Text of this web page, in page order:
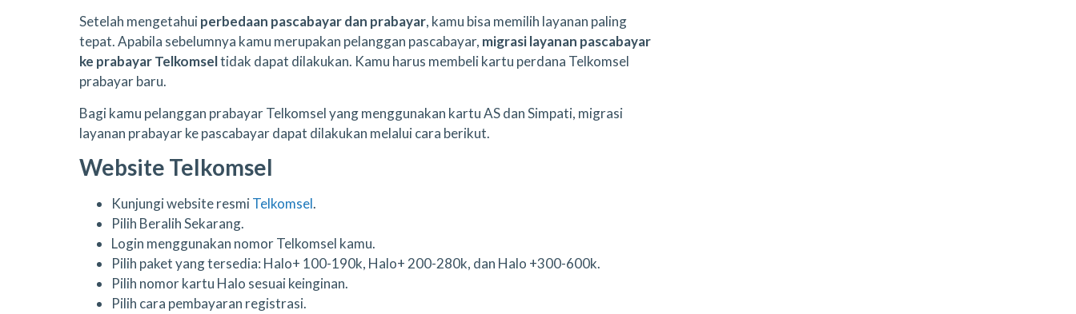
Setelah mengetahuiperbedaan pascabayar dan prabayar, kamu bisa memilih layanan paling
tepat. Apabila sebelumnya kamu merupakan pelanggan pascabayar, migrasi layanan pascabayar
ke prabayar Telkomseltidak dapat dilakukan. Kamu harus membeli kartu perdana Telkomsel
prabayar baru.
Bagi kamu pelanggan prabayar Telkomsel yang menggunakan kartu AS dan Simpati, migrasi
layanan prabayar ke pascabayar dapat dilakukan melalui cara berikut.
Website Telkomsel
Kunjungi website resmiTelkomsel.
Pilih Beralih Sekarang.
Login menggunakan nomor Telkomsel kamu.
Pilih paket yang tersedia: Halo+ 100-190k, Halo+ 200-280k, dan Halo +300-600k.
Pilih nomor kartu Halo sesuai keinginan.
Pilih cara pembayaran registrasi.